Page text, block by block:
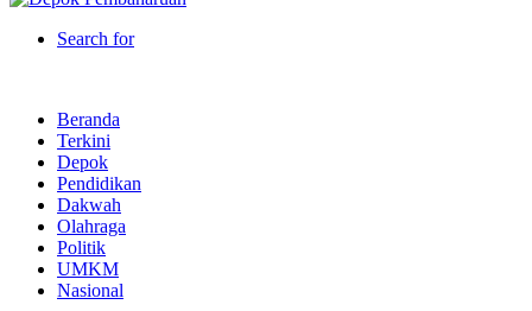
Search for
Beranda
Terkini
Depok
Pendidikan
Dakwah
Olahraga
Politik
UMKM
Nasional